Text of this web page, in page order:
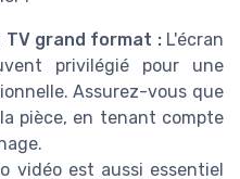
TV grand format :L'écran
privilégié pour une
Assurez-vous que
pièce, en tenant compte
vidéo est aussi essentiel